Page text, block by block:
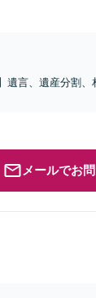
遺言、遺産分割
メールでお